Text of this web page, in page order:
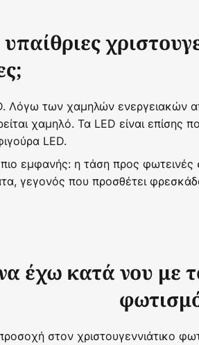
Λόγω των χαμηλών ενεργειακών
χαμηλό. Τα LED είναι επίσης
LED.
εμφανής: η τάση προς φωτεινές
γεγονός που προσθέτει
έχω κατά νου με
στον χριστουγεννιάτικο